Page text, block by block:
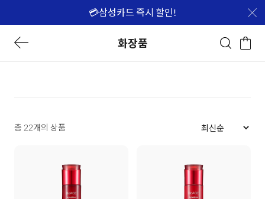
💳삼성카드 즉시 할인!
화장품
총 22개의 상품